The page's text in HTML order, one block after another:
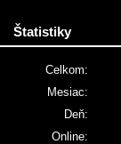
Štatistiky
Online:
Celkom:
Mesiac:
Deň: